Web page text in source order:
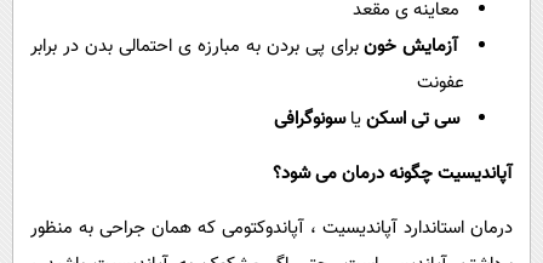
معاینه ی مقعد
آزمایش خونبرای پی بردن به مبارزه ی احتمالی بدن در برابر
عفونت
سی تی اسکنیاسونوگرافی
آپاندیسیت چگونه درمان می شود؟
درمان استاندارد آپاندیسیت ، آپاندوکتومی که همان جراحی به منظور